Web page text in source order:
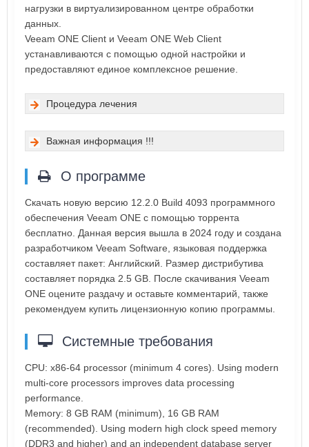
нагрузки в виртуализированном центре обработки
данных.
Veeam ONE Client и Veeam ONE Web Client
устанавливаются с помощью одной настройки и
предоставляют единое комплексное решение.
Процедура лечения
Важная информация !!!
О программе
Скачать новую версию 12.2.0 Build 4093 программного
обеспечения Veeam ONE с помощью торрента
бесплатно. Данная версия вышла в 2024 году и создана
разработчиком Veeam Software, языковая поддержка
составляет пакет: Английский. Размер дистрибутива
составляет порядка 2.5 GB. После скачивания Veeam
ONE оцените раздачу и оставьте комментарий, также
рекомендуем купить лицензионную копию программы.
Системные требования
CPU: x86-64 processor (minimum 4 cores). Using modern
multi-core processors improves data processing
performance.
Memory: 8 GB RAM (minimum), 16 GB RAM
(recommended). Using modern high clock speed memory
(DDR3 and higher) and an independent database server